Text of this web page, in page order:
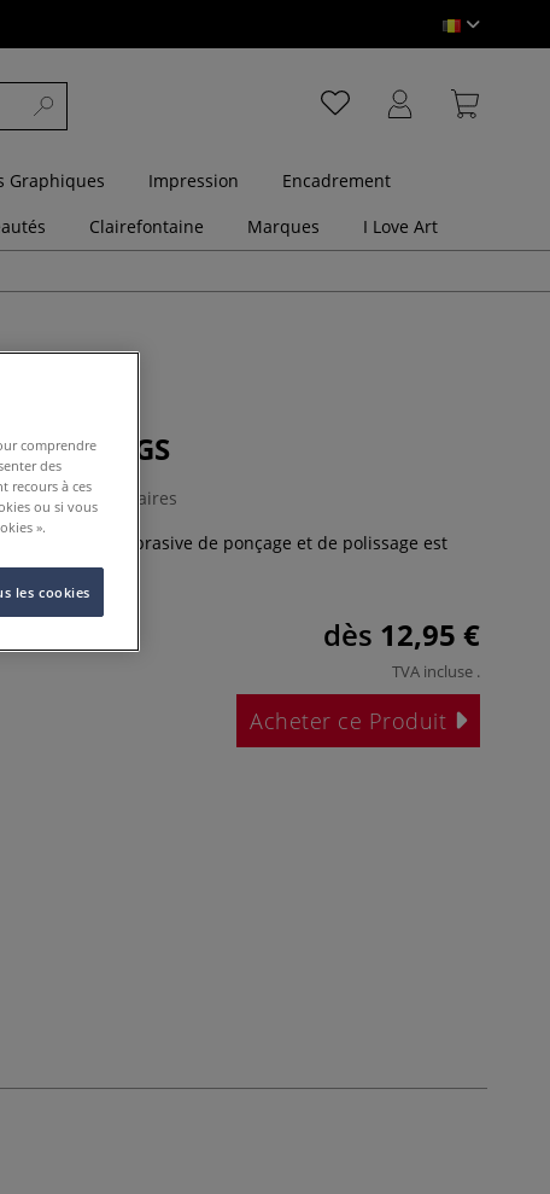
Graphiques Impression
Encadrement
Clairefontaine Marques I Love Art
KGS
0 Commentaires
dont la surface abrasive de ponçage et de polissage est
dès 12,95 €
TVA incluse .
Acheter ce Produit
comprendre
des
recours à ces
ou si vous
».
les cookies